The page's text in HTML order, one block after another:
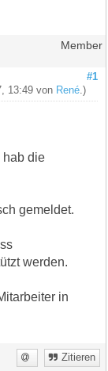
Member
#1
13:49 von René .)
hab die
gemeldet.
werden.
in
Zitieren